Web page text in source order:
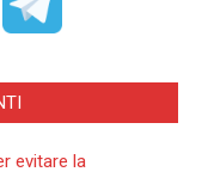
evitare la